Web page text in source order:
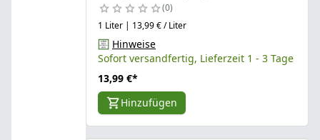
0
1 Liter | 13,99 € / Liter
Hinweise
Sofort versandfertig, Lieferzeit 1 - 3 Tage
13,99 €*
Hinzufügen